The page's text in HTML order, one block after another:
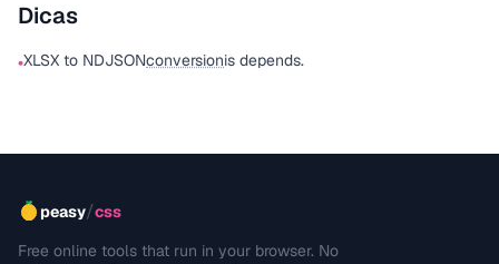
Dicas
•XLSX to NDJSONconversionis depends.
peasy/css
Free online tools that run in your browser. No